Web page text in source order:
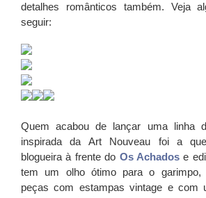
detalhes românticos também. Veja
seguir:
Quem acabou de lançar uma linha
inspirada da Art Nouveau foi a
blogueira à frente do Os Achados e
tem um olho ótimo para o garimpo,
peças com estampas vintage e com